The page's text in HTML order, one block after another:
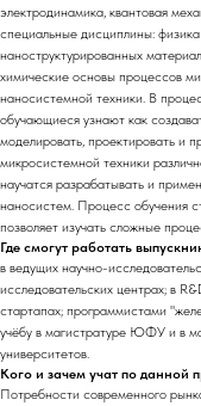
электродинамика, квантовая
специальные дисциплины:
наноструктурированных
химические основы процессов
наносистемной техники. В
обучающиеся узнают как
моделировать, проектировать и
микросистемной техники
научатся разрабатывать и
наносистем. Процесс обучения
позволяет изучать сложные
Где смогут работать
в ведущих научно-
исследовательских центрах; в
стартапах; программистами
учёбу в магистратуре ЮФУ и в
университетов.
Кого и зачем учат по данной
Потребности современного